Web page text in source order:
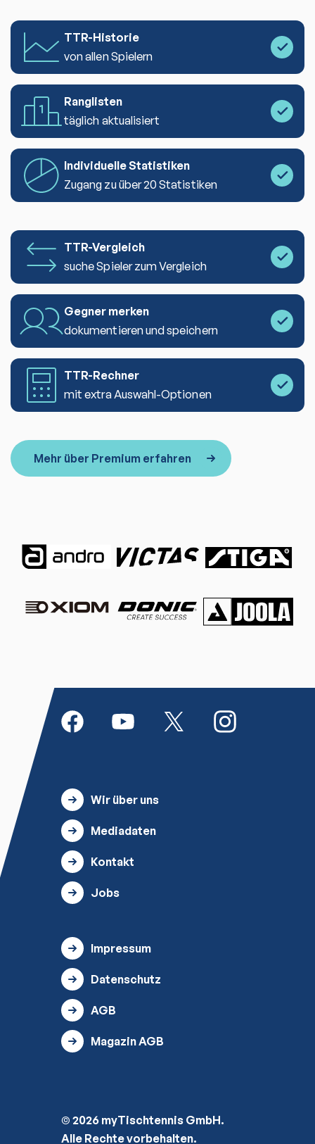
TTR-Historie
von allen Spielern
Ranglisten
täglich aktualisiert
Individuelle Statistiken
Zugang zu über 20 Statistiken
TTR-Vergleich
suche Spieler zum Vergleich
Gegner merken
dokumentieren und speichern
TTR-Rechner
mit extra Auswahl-Optionen
Mehr über Premium erfahren
Wir über uns
Mediadaten
Kontakt
Jobs
Impressum
Datenschutz
AGB
Magazin AGB
© 2026 myTischtennis GmbH.
Alle Rechte vorbehalten.